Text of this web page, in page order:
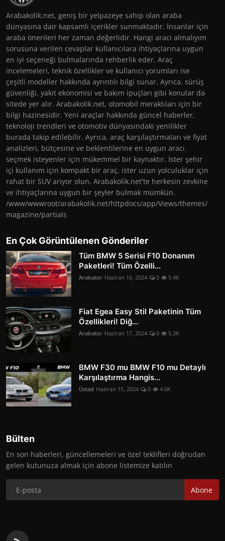
Arabakolik.net, geniş bir yelpazeye sahip olan araba
dünyasına dair kapsamlı içerikler sunmaktadır. İnsanlar için
araba önerileri her zaman değerlidir. Hangi aracı almalıyım
sorusuna verilen cevaplar kullanıcılara ihtiyaçlarına uygun
en iyi seçeneği bulmalarında rehberlik eder. Araç
incelemeleri, teknik özellikler ve kullanıcı yorumları ise
çeşitli modeller hakkında ayrıntılı bilgi sunar. Ayrıca, sürüş
güvenliği, yakıt ekonomisi ve bakım ipuçları gibi konular da
sitede yer alır. Arabakolik.net, otomobil meraklıları için bir
bilgi hazinesidir. Yeni araçlar hakkında güncel haberler,
teknoloji trendleri ve otomotiv dünyasındaki yenilikler
burada takip edilebilir. Ayrıca, araç karşılaştırmaları ve fiyat
analizleri, bütçesine ve beklentilerine en uygun aracı
seçmek isteyenler için mükemmel bir kaynaktır. İster şehir
içi kullanım için kompakt bir araç, ister uzun yolculuklar için
rahat bir SUV arıyor olun, Arabakolik.net'te herkesin zevkine
ve ihtiyaçlarına uygun bir şeyler bulmak mümkün.
/www/wwwroot/arabakolik.net/httpdocs/app/Views/themes/
magazine/partials
En Çok Görüntülenen Gönderiler
Tüm BMW 5 Serisi F10 Donanım
Paketleri! Tüm Özelli...
Arabator Haziran 16, 2024 0 5.4K
Fiat Egea Easy Stil Paketinin Tüm
Özellikleri! Diğ...
Arabator Haziran 17, 2024 0 5.3K
BMW F30 mu BMW F10 mu Detaylı
Karşılaştırma Hangis...
Üstad Haziran 15, 2024 0 4.6K
Bülten
En son haberleri, güncellemeleri ve özel teklifleri doğrudan
gelen kutunuza almak için abone listemize katılın
Abone